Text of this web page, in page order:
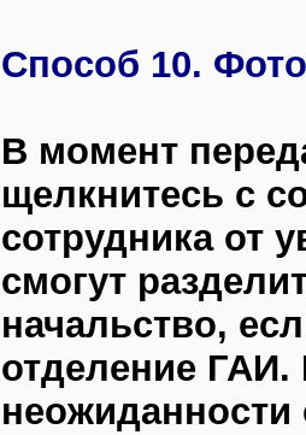
Способ 10.
В момент
щелкнитесь с
сотрудника от
смогут
начальство,
отделение ГАИ.
неожиданности